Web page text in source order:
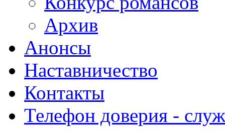
Архив
Анонсы
Наставничество
Контакты
Телефон доверия -